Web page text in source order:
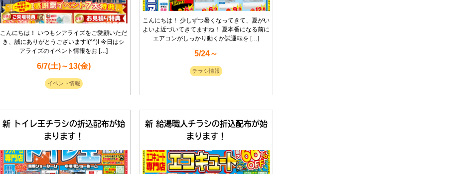
こんにちは！ いつもシアライズをご愛顧いただ
き、誠にありがとうございます!(^^)! 今日はシ
アライズのイベント情報をお […]
6/7(土)～13(金)
イベント情報
こんにちは！ 少しずつ暑くなってきて、夏がい
よいよ近づいてきてますね！ 夏本番になる前に
エアコンがしっかり動くか試運転を […]
5/24～
チラシ情報
新 トイレ王チラシの折込配布が始
まります！
新 給湯職人チラシの折込配布が始
まります！